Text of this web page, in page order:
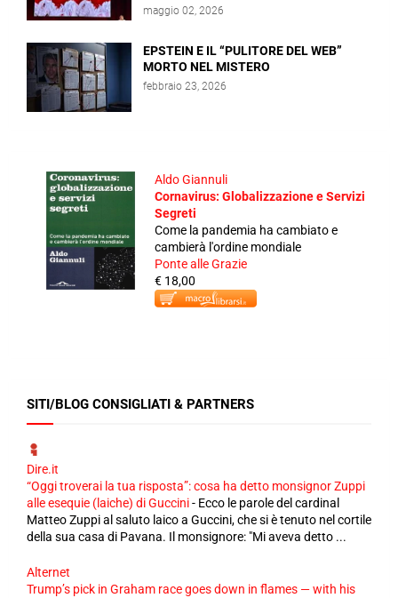
maggio 02, 2026
EPSTEIN E IL “PULITORE DEL WEB”
MORTO NEL MISTERO
febbraio 23, 2026
Aldo Giannuli
Cornavirus: Globalizzazione e Servizi
Segreti
Come la pandemia ha cambiato e
cambierà l'ordine mondiale
Ponte alle Grazie
€ 18,00
SITI/BLOG CONSIGLIATI & PARTNERS
Dire.it
“Oggi troverai la tua risposta”: cosa ha detto monsignor Zuppi
alle esequie (laiche) di Guccini- Ecco le parole del cardinal
Matteo Zuppi al saluto laico a Guccini, che si è tenuto nel cortile
della sua casa di Pavana. Il monsignore: "Mi aveva detto ...
Alternet
Trump’s pick in Graham race goes down in flames — with his